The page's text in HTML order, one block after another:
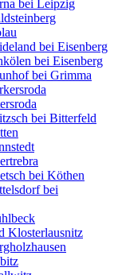
bei Leipzig
bei Eisenberg
bei Eisenberg
bei Grimma
bei Bitterfeld
bei Köthen
bei
Klosterlausnitz